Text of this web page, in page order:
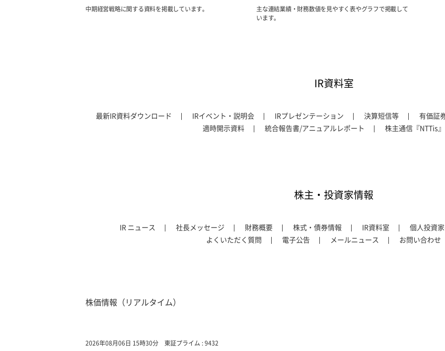
中期経営戦略に関する資料を掲載しています。
主な連結業績・財務数値を見やすく表やグラフで掲載して
います。
IR資料室
最新IR資料ダウンロード IRイベント・説明会 IRプレゼンテーション 決算短信等
有価証
適時開示資料
統合報告書/アニュアルレポート 株主通信『NTTis』
株主・投資家情報
IR ニュース 社長メッセージ 財務概要 株式・債券情報 IR資料室 個人投資
よくいただく質問
電子公告 メールニュース お問い合わせ
株価情報（リアルタイム）
2026年08月06日 15時30分 東証プライム : 9432